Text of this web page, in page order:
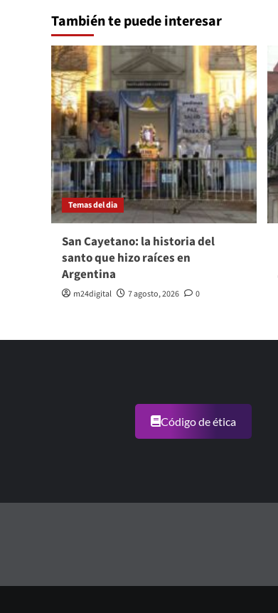
También te puede interesar
Temas del dia
San Cayetano: la historia del
santo que hizo raíces en
Argentina
m24digital 7 agosto, 2026 0
Código de ética